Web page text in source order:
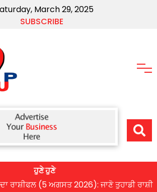
March 29, 2025
SUBSCRIBE
ਹੁਣੇ ਹੁਣੇ
(5 ਅਗਸਤ 2026): ਜਾਣੋ ਤੁਹਾਡੀ ਰਾਸ਼ੀ ‘ਤੇ